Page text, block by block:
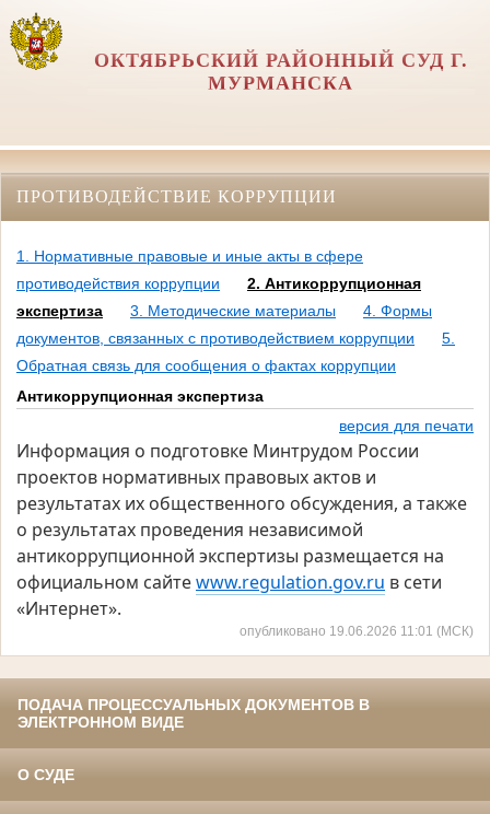
ОКТЯБРЬСКИЙ РАЙОННЫЙ СУД Г.
МУРМАНСКА
ПРОТИВОДЕЙСТВИЕ КОРРУПЦИИ
1. Нормативные правовые и иные акты в сфере
противодействия коррупции
2. Антикоррупционная
экспертиза
3. Методические материалы
4. Формы
документов, связанных с противодействием коррупции
5.
Обратная связь для сообщения о фактах коррупции
Антикоррупционная экспертиза
версия для печати
Информация о подготовке Минтрудом России
проектов нормативных правовых актов и
результатах их общественного обсуждения, а также
о результатах проведения независимой
антикоррупционной экспертизы размещается на
официальном сайтеwww.regulation.gov.ru в сети
«Интернет».
опубликовано 19.06.2026 11:01 (МСК)
ПОДАЧА ПРОЦЕССУАЛЬНЫХ ДОКУМЕНТОВ В
ЭЛЕКТРОННОМ ВИДЕ
О СУДЕ